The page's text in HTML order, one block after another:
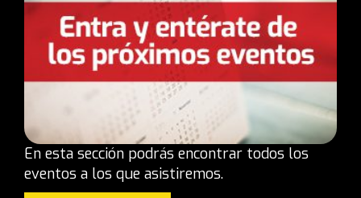
En esta sección podrás encontrar todos los
eventos a los que asistiremos.